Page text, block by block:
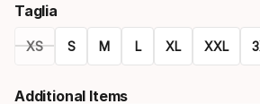
Taglia
XS S M L XL XXL
Additional Items